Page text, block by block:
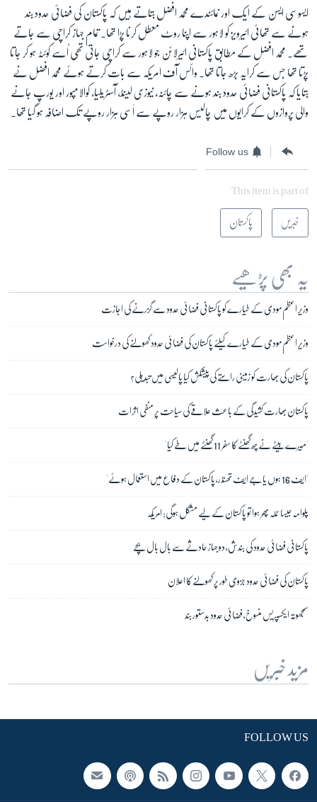
ایسوسی ایسن کے ایک اور نمائندے محمد افضل بتاتے ہیں کہ پاکستان کی فضائی حدود بند
ہونے سے تھائی ائیرویز کو لاہور سے اپنا روٹ معطل کرنا پڑا تھا۔ تمام جہاز کراچی سے جاتے
تھے۔ محمد افضل کے مطابق پاکستانی ائیرلائن جو لاہور سے کراچی جاتی تھی اُسے کوئٹہ ہو کر جاتا
پڑتا تھا جس سے کرایہ بڑھ جاتا تھا۔ وائس آف امریکہ سے بات کرتے ہوئے محمد افضل نے
بتایا کہ پاکستانی فضائی حدود بند ہونے سے چائنہ، نیوزی لینڈ، آسٹریلیا، کوالامپور اور یورپ جانے
والی پروازوں کے کرایوں میں چالیس ہزار روپے سے اَسی ہزار روپے تک اضافہ ہو گیا تھا۔
Follow us
This item is part of
خبریں پاکستان
یہ بھی پڑھیے
وزیر اعظم مودی کے طیارے کو پاکستانی فضائی حدود سے گزرنے کی اجازت
وزیر اعظم مودی کے طیارے کیلئے پاکستان کی فضائی حدود کھولنے کی درخواست
پاکستان کی بھارت کو زمینی راستے کی پیشکش کیا پالیسی میں تبدیلی؟
پاکستان بھارت کشیدگی کے باعث علاقے کی سیاحت پر منفی اثرات
'میرے بیٹے نے چھ گھنٹے کا سفر 11 گھنٹے میں طے کیا'
'ایف 16 ہوں یا جے ایف تھنڈر، پاکستان کے دفاع میں استعمال ہوئے'
پلوامہ جیسا حملہ پھر ہوا تو پاکستان کے لیے مشکل ہوگی: امریکہ
پاکستانی فضائی حدود کی بندش، دو جہاز حادثے سے بال بال بچے
پاکستان کی فضائی حدود جزوی طور پر کھولنے کا اعلان
سمجھوتہ ایکسپریس منسوخ، فضائی حدود بدستور بند
مزید خبریں
FOLLOW US